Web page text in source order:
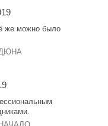
же можно было
ДЮНА